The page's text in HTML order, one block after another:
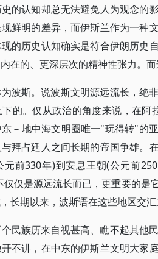
的认知却总无法避免人为观念的
鲜明的差异，而伊斯兰作为一种
的历史认知确实是符合伊朗历史
在的、更深层次的精神性张力。
波斯。说波斯文明源远流长，绝
的。仅从政治的角度来说，在
－地中海文明圈唯一"玩得转"的
拜占廷人之间长期的帝国争雄。
前330年)到安息王朝(公元前
仅是源远流长而已，更重要的是
长期以来，波斯语在这些地区交汇
民族历来自视甚高、瞧不起其他
不讲，在中东的伊斯兰文明大家